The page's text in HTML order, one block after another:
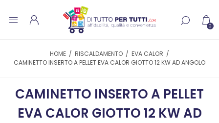
0
HOME / RISCALDAMENTO / EVA CALOR /
CAMINETTO INSERTO A PELLET EVA CALOR GIOTTO 12 KW AD ANGOLO
CAMINETTO INSERTO A PELLET
EVA CALOR GIOTTO 12 KW AD